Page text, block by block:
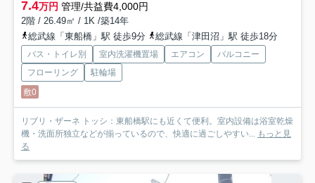
7.4万円 管理/共益費4,000円
2階 / 26.49㎡ / 1K /築14年
総武線「東船橋」駅 徒歩9分
総武線「津田沼」駅 徒歩18分
バス・トイレ別 室内洗濯機置場 エアコン
バルコニー
フローリング
駐輪場
敷0
リブリ・ザーネ トッシ：東船橋駅にも近くて便利。室内設備は浴室乾燥
機・洗面所独立などが揃っているので、快適に過ごしやすい... もっと見
る